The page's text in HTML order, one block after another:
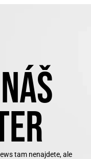
tam nenajdete, ale